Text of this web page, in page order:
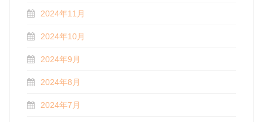
2024年11月
2024年10月
2024年9月
2024年8月
2024年7月